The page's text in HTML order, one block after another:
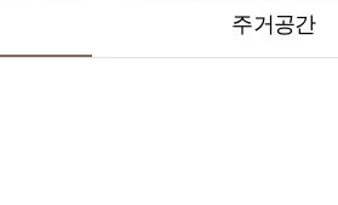
주거공간